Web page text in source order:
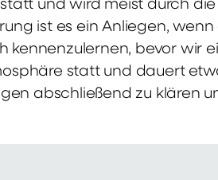
und wird meist durch die
ist es ein Anliegen,
bevor wir
statt und dauert
abschließend zu klären